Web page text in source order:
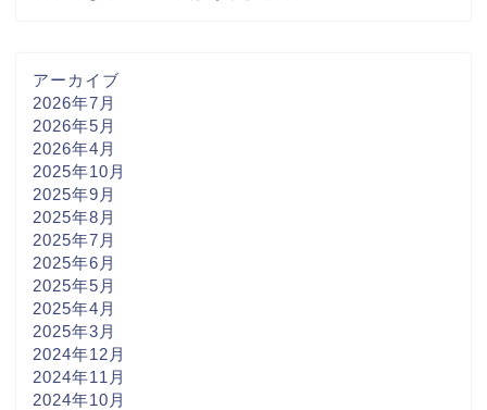
アーカイブ
2026年7月
2026年5月
2026年4月
2025年10月
2025年9月
2025年8月
2025年7月
2025年6月
2025年5月
2025年4月
2025年3月
2024年12月
2024年11月
2024年10月